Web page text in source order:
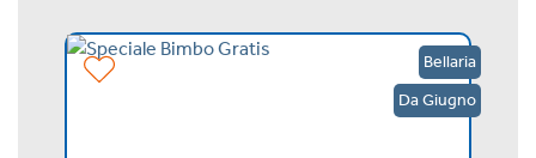
Bellaria
Da Giugno